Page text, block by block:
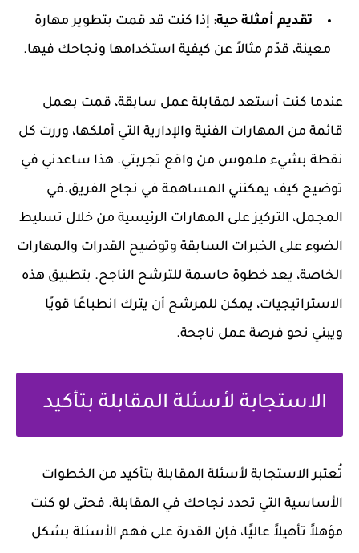
تقديم أمثلة حية: إذا كنت قد قمت بتطوير مهارة
معينة، قدّم مثالاً عن كيفية استخدامها ونجاحك فيها.
عندما كنت أستعد لمقابلة عمل سابقة، قمت بعمل
قائمة من المهارات الفنية والإدارية التي أملكها، وررت كل
نقطة بشيء ملموس من واقع تجربتي. هذا ساعدني في
توضيح كيف يمكنني المساهمة في نجاح الفريق.في
المجمل، التركيز على المهارات الرئيسية من خلال تسليط
الضوء على الخبرات السابقة وتوضيح القدرات والمهارات
الخاصة، يعد خطوة حاسمة للترشح الناجح. بتطبيق هذه
الاستراتيجيات، يمكن للمرشح أن يترك انطباعًا قويًا
ويبني نحو فرصة عمل ناجحة.
الاستجابة لأسئلة المقابلة بتأكيد
تُعتبر الاستجابة لأسئلة المقابلة بتأكيد من الخطوات
الأساسية التي تحدد نجاحك في المقابلة. فحتى لو كنت
مؤهلاً تأهيلاً عاليًا، فإن القدرة على فهم الأسئلة بشكل